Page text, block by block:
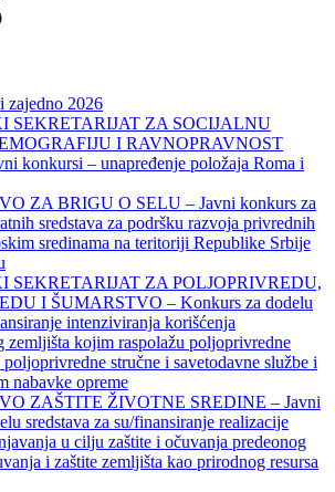
zajedno 2026
SEKRETARIJAT ZA SOCIJALNU
I RAVNOPRAVNOST
konkursi – unapređenje položaja Roma i
ZA BRIGU O SELU – Javni konkurs za
sredstava za podršku razvoja privrednih
sredinama na teritoriji Republike Srbije
SEKRETARIJAT ZA POLJOPRIVREDU,
I ŠUMARSTVO – Konkurs za dodelu
intenziviranja korišćenja
zemljišta kojim raspolažu poljoprivredne
poljoprivredne stručne i savetodavne službe i
nabavke opreme
ZAŠTITE ŽIVOTNE SREDINE – Javni
sredstava za su/finansiranje realizacije
u cilju zaštite i očuvanja predeonog
i zaštite zemljišta kao prirodnog resursa